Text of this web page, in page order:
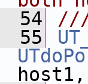
54
///
55